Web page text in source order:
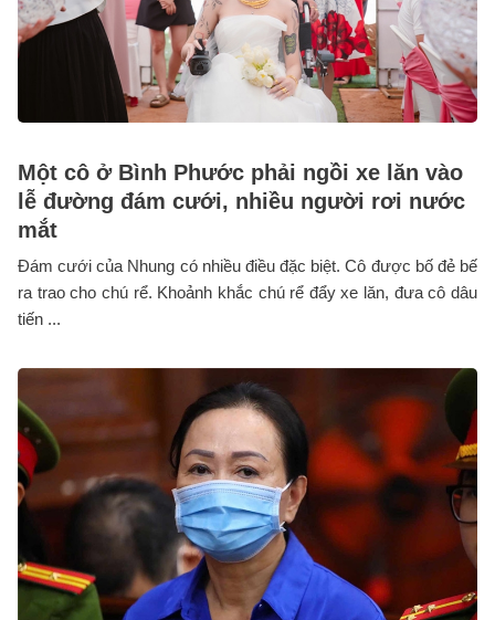
Một cô ở Bình Phước phải ngồi xe lăn vào
lễ đường đám cưới, nhiều người rơi nước
mắt
Đám cưới của Nhung có nhiều điều đặc biệt. Cô được bố đẻ bế
ra trao cho chú rể. Khoảnh khắc chú rể đẩy xe lăn, đưa cô dâu
tiến ...